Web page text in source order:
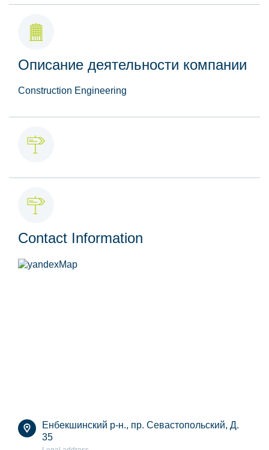
Описание деятельности компании
Construction Engineering
Contact Information
Енбекшинский р-н., пр. Севастопольский, Д.
35